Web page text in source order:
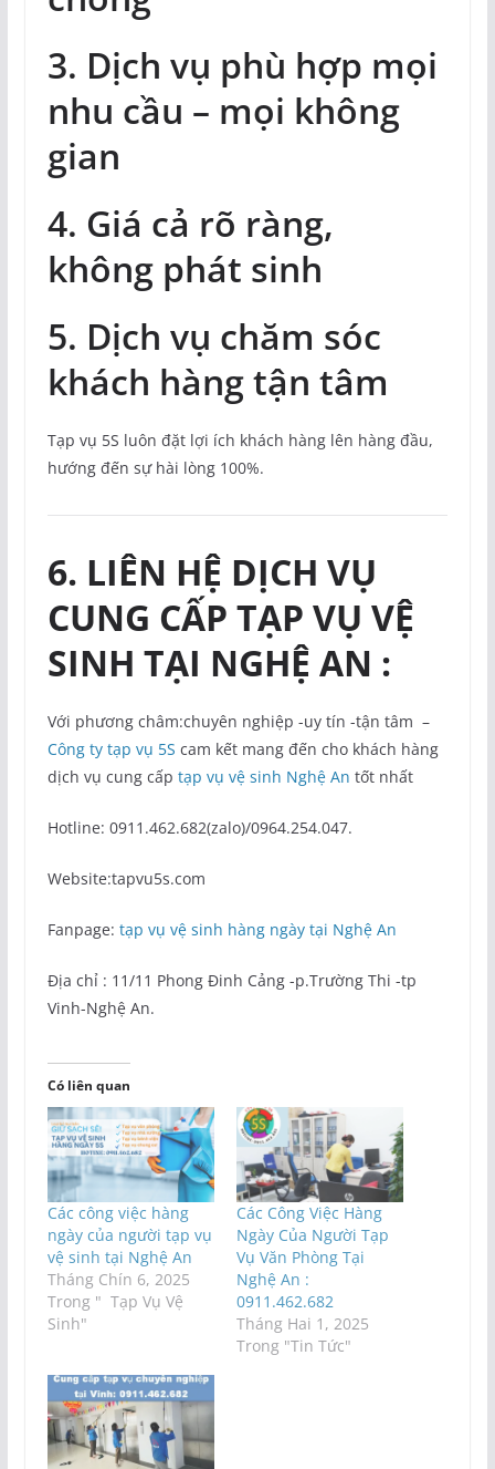
3. Dịch vụ phù hợp mọi
nhu cầu – mọi không
gian
4. Giá cả rõ ràng,
không phát sinh
5. Dịch vụ chăm sóc
khách hàng tận tâm
Tạp vụ 5S luôn đặt lợi ích khách hàng lên hàng đầu,
hướng đến sự hài lòng 100%.
6. LIÊN HỆ DỊCH VỤ
CUNG CẤP TẠP VỤ VỆ
SINH TẠI NGHỆ AN :
Với phương châm:chuyên nghiệp -uy tín -tận tâm –
Công ty tạp vụ 5S cam kết mang đến cho khách hàng
dịch vụ cung cấp tạp vụ vệ sinh Nghệ An tốt nhất
Hotline: 0911.462.682(zalo)/0964.254.047.
Website:tapvu5s.com
Fanpage: tạp vụ vệ sinh hàng ngày tại Nghệ An
Địa chỉ : 11/11 Phong Đinh Cảng -p.Trường Thi -tp
Vinh-Nghệ An.
Có liên quan
Các công việc hàng
ngày của người tạp vụ
vệ sinh tại Nghệ An
Tháng Chín 6, 2025
Trong " Tạp Vụ Vệ
Sinh"
Các Công Việc Hàng
Ngày Của Người Tạp
Vụ Văn Phòng Tại
Nghệ An :
0911.462.682
Tháng Hai 1, 2025
Trong "Tin Tức"